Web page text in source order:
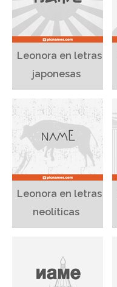
Leonora en letras
japonesas
Leonora en letras
neolíticas